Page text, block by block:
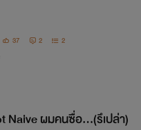
37 2 2
Naive ผมคนซื่อ...(รึเปล่า)